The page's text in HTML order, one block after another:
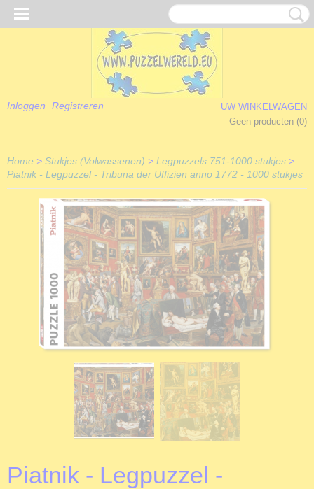
Inloggen Registreren
UW WINKELWAGEN
Geen producten (0)
Home > Stukjes (Volwassenen) > Legpuzzels 751-1000 stukjes >
Piatnik - Legpuzzel - Tribuna der Uffizien anno 1772 - 1000 stukjes
Piatnik - Legpuzzel -